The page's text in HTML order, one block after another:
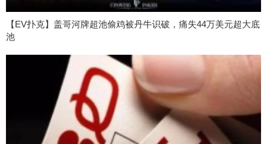
【EV扑克】盖哥河牌超池偷鸡被丹牛识破，痛失44万美元超大底
池